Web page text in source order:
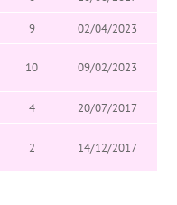
9
02/04/2023
10 09/02/2023
4
20/07/2017
2 14/12/2017